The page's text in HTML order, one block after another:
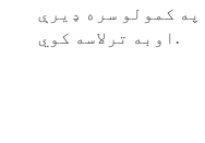
کمولو سره ډیرې
اوبه ترلاسه کوي.